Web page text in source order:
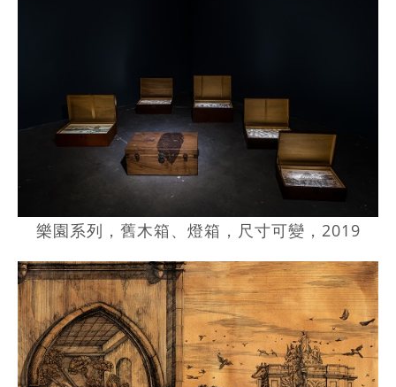
樂園系列，舊木箱、燈箱，尺寸可變，2019